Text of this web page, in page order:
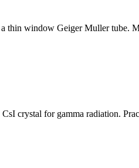
thin window Geiger Muller tube.
crystal for gamma radiation.